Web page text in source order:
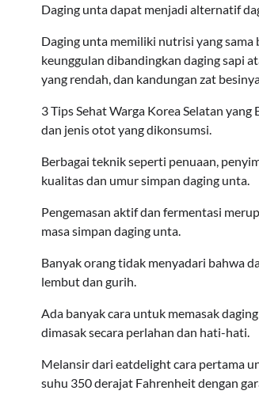
Daging unta dapat menjadi alternatif
Daging unta memiliki nutrisi yang
keunggulan dibandingkan daging sapi
yang rendah, dan kandungan zat
3 Tips Sehat Warga Korea Selatan
dan jenis otot yang dikonsumsi.
Berbagai teknik seperti penuaan,
kualitas dan umur simpan daging unta.
Pengemasan aktif dan fermentasi
masa simpan daging unta.
Banyak orang tidak menyadari bahwa
lembut dan gurih.
Ada banyak cara untuk memasak
dimasak secara perlahan dan hati-hati.
Melansir dari eatdelight cara pertama
suhu 350 derajat Fahrenheit dengan